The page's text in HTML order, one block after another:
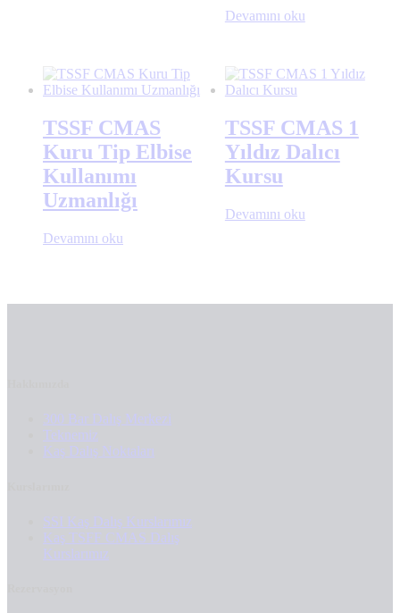
Devamını oku
TSSF CMAS
Kuru Tip Elbise
Kullanımı
Uzmanlığı
Devamını oku
TSSF CMAS 1
Yıldız Dalıcı
Kursu
Devamını oku
300 Bar Dalış Merkezi
Teknemiz
Kaş Dalış Noktaları
SSI Kaş Dalış Kurslarımız
Kaş TSFF CMAS Dalış
Kurslarımız